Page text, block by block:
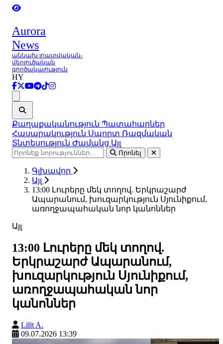
Aurora
News
անկախ լրատվական-
վերլուծական
գործակալություն
HY
Քաղաքականություն Պատահարներ
Հասարակություն Սպորտ Ռազմական
Տնտեսություն Ժամանց Այլ
Որոնել
Գլխավոր
Այլ
13:00 Լուրերը մեկ տողով. Երկրաշարժ
Ապարանում, խուզարկություն Սյունիքում,
առողջապահական նոր կանոններ
Այլ
13:00 Լուրերը մեկ տողով.
Երկրաշարժ Ապարանում,
խուզարկություն Սյունիքում,
առողջապահական նոր
կանոններ
Lilit A.
09.07.2026 13:39